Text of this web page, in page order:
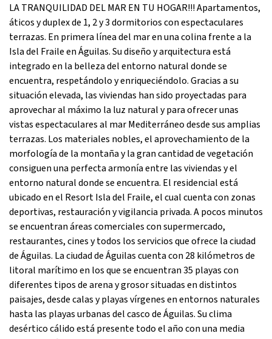
LA TRANQUILIDAD DEL MAR EN TU HOGAR!!! Apartamentos,
áticos y duplex de 1, 2 y 3 dormitorios con espectaculares
terrazas. En primera línea del mar en una colina frente a la
Isla del Fraile en Águilas. Su diseño y arquitectura está
integrado en la belleza del entorno natural donde se
encuentra, respetándolo y enriqueciéndolo. Gracias a su
situación elevada, las viviendas han sido proyectadas para
aprovechar al máximo la luz natural y para ofrecer unas
vistas espectaculares al mar Mediterráneo desde sus amplias
terrazas. Los materiales nobles, el aprovechamiento de la
morfología de la montaña y la gran cantidad de vegetación
consiguen una perfecta armonía entre las viviendas y el
entorno natural donde se encuentra. El residencial está
ubicado en el Resort Isla del Fraile, el cual cuenta con zonas
deportivas, restauración y vigilancia privada. A pocos minutos
se encuentran áreas comerciales con supermercado,
restaurantes, cines y todos los servicios que ofrece la ciudad
de Águilas. La ciudad de Águilas cuenta con 28 kilómetros de
litoral marítimo en los que se encuentran 35 playas con
diferentes tipos de arena y grosor situadas en distintos
paisajes, desde calas y playas vírgenes en entornos naturales
hasta las playas urbanas del casco de Águilas. Su clima
desértico cálido está presente todo el año con una media